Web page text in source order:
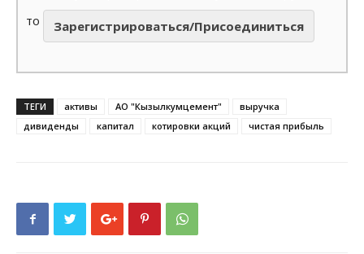
то
Зарегистрироваться/Присоединиться
ТЕГИ активы АО "Кызылкумцемент"
выручка
дивиденды
капитал котировки акций чистая прибыль